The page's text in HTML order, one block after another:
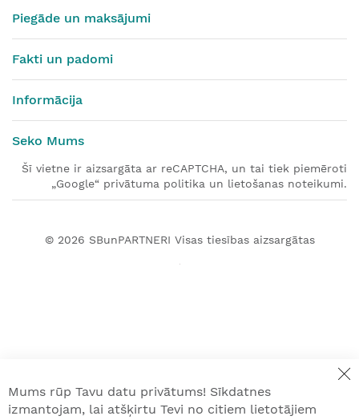
Piegāde un maksājumi
Fakti un padomi
Informācija
Seko Mums
Šī vietne ir aizsargāta ar reCAPTCHA, un tai tiek piemēroti
„Google“ privātuma politika un lietošanas noteikumi.
© 2026 SBunPARTNERI Visas tiesības aizsargātas
Mums rūp Tavu datu privātums! Sīkdatnes
izmantojam, lai atšķirtu Tevi no citiem lietotājiem